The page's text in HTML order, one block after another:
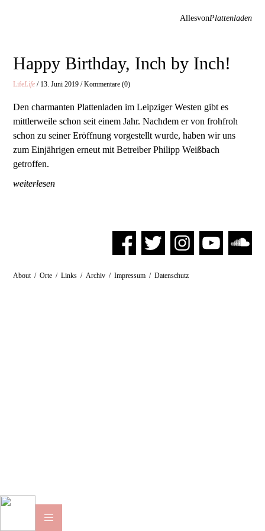
AllesvonPlattenladen
Happy Birthday, Inch by Inch!
LifeLife / 13. Juni 2019 / Kommentare (0)
Den charmanten Plattenladen im Leipziger Westen gibt es
mittlerweile schon seit einem Jahr. Nachdem er von frohfroh
schon zu seiner Eröffnung vorgestellt wurde, haben wir uns
zum Einjährigen erneut mit Betreiber Philipp Weißbach
getroffen.
weiterlesen
About / Orte / Links / Archiv / Impressum / Datenschutz